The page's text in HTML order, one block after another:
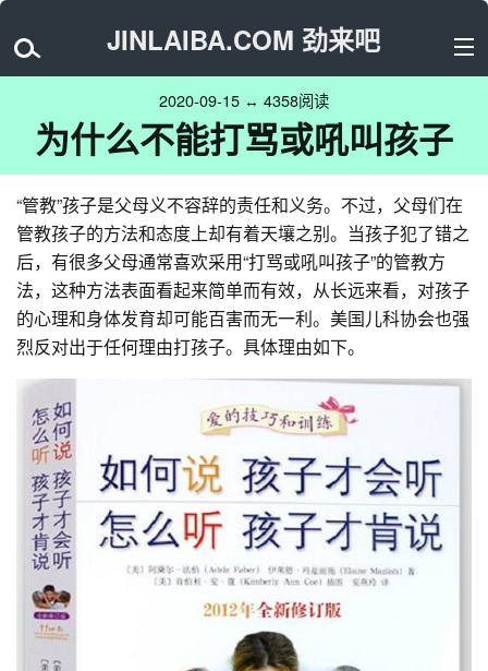
JINLAIBA.COM 劲来吧
2020-09-15 ↔ 4358阅读
为什么不能打骂或吼叫孩子
“管教”孩子是父母义不容辞的责任和义务。不过，父母们在
管教孩子的方法和态度上却有着天壤之别。当孩子犯了错之
后，有很多父母通常喜欢采用“打骂或吼叫孩子”的管教方
法，这种方法表面看起来简单而有效，从长远来看，对孩子
的心理和身体发育却可能百害而无一利。美国儿科协会也强
烈反对出于任何理由打孩子。具体理由如下。